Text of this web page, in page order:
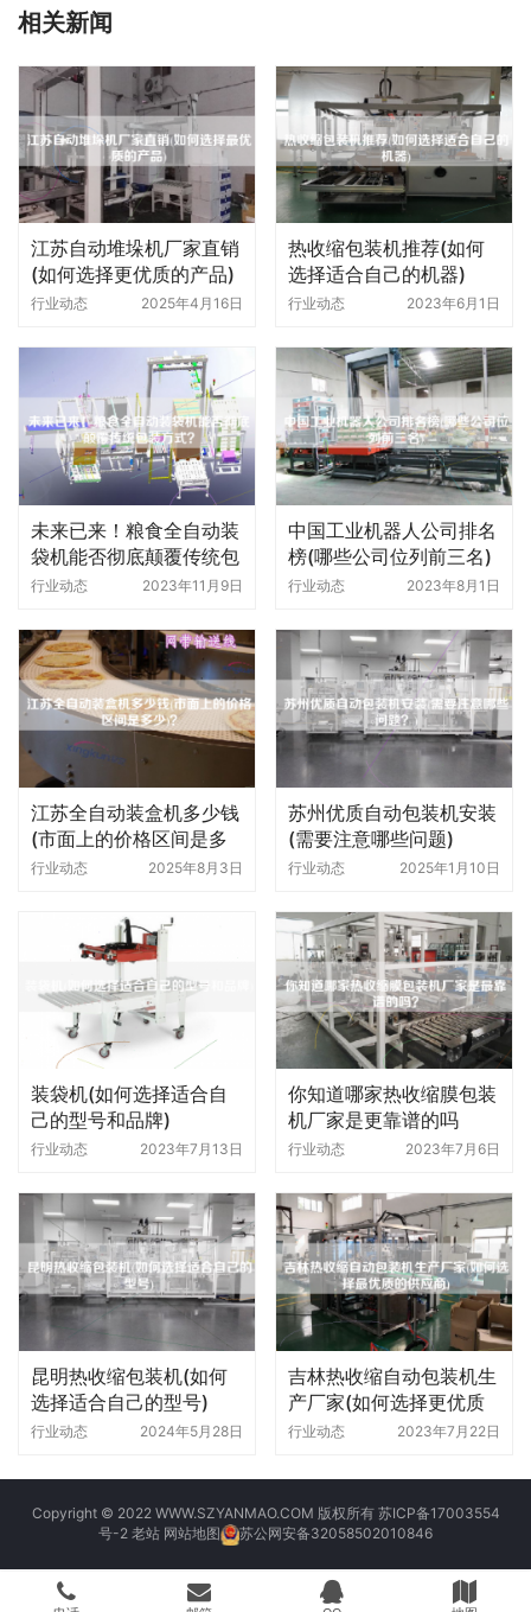
相关新闻
江苏自动堆垛机厂家直销
(如何选择更优质的产品)
行业动态 2025年4月16日
热收缩包装机推荐(如何
选择适合自己的机器)
行业动态 2023年6月1日
未来已来！粮食全自动装
袋机能否彻底颠覆传统包
装方式
行业动态 2023年11月9日
中国工业机器人公司排名
榜(哪些公司位列前三名)
行业动态 2023年8月1日
江苏全自动装盒机多少钱
(市面上的价格区间是多
少)
行业动态 2025年8月3日
苏州优质自动包装机安装
(需要注意哪些问题)
行业动态 2025年1月10日
装袋机(如何选择适合自
己的型号和品牌)
行业动态 2023年7月13日
你知道哪家热收缩膜包装
机厂家是更靠谱的吗
行业动态 2023年7月6日
昆明热收缩包装机(如何
选择适合自己的型号)
行业动态 2024年5月28日
吉林热收缩自动包装机生
产厂家(如何选择更优质
的供应商)
行业动态 2023年7月22日
Copyright © 2022 WWW.SZYANMAO.COM 版权所有 苏ICP备17003554
号-2 老站 网站地图 苏公网安备32058502010846